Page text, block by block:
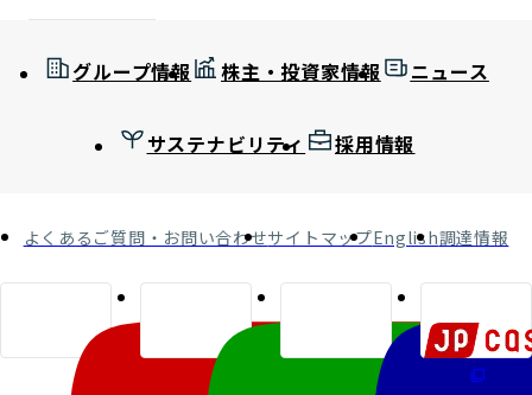
グループ情報 株主・投資家情報 ニュース
サステナビリティ 採用情報
よくあるご質問・お問い合わせサイトマップEnglish調達情報